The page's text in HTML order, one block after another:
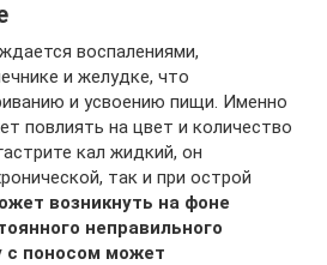
воспалениями,
и желудке, что
и усвоению пищи. Именно
повлиять на цвет и количество
кал жидкий, он
так и при острой
возникнуть на фоне
неправильного
с поносом может